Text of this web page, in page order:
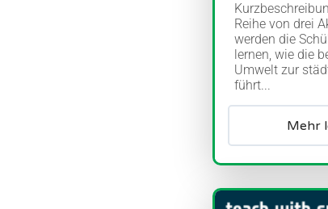
Reihe von drei
werden die
lernen, wie die
Umwelt zur
führt...
Mehr